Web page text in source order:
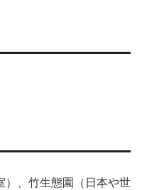
）、竹生態園（日本や世